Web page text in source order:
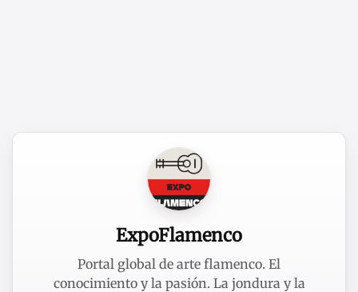
ExpoFlamenco
Portal global de arte flamenco. El
conocimiento y la pasión. La jondura y la